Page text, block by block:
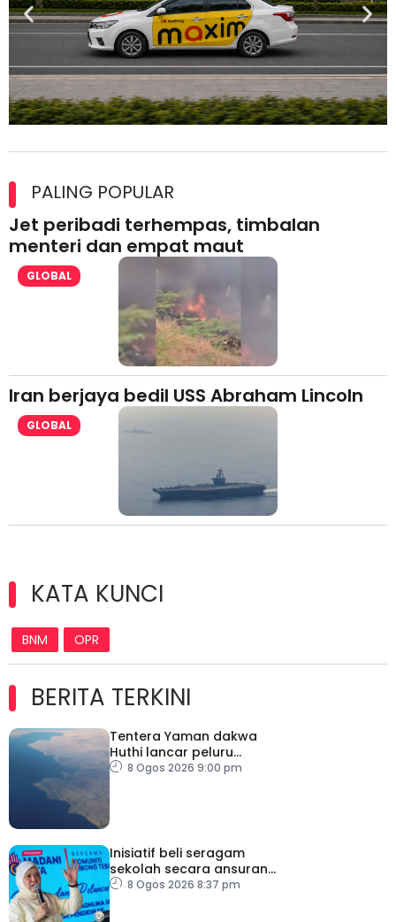
lesen separuh pertama 2026
PALING POPULAR
Jet peribadi terhempas, timbalan
menteri dan empat maut
GLOBAL
Iran berjaya bedil USS Abraham Lincoln
GLOBAL
KATA KUNCI
BNM OPR
BERITA TERKINI
Tentera Yaman dakwa
Huthi lancar peluru
berpandu ke arah Laut
8 Ogos 2026 9:00 pm
Inisiatif beli seragam
sekolah secara ansuran
ringankan beban ibu
8 Ogos 2026 8:37 pm